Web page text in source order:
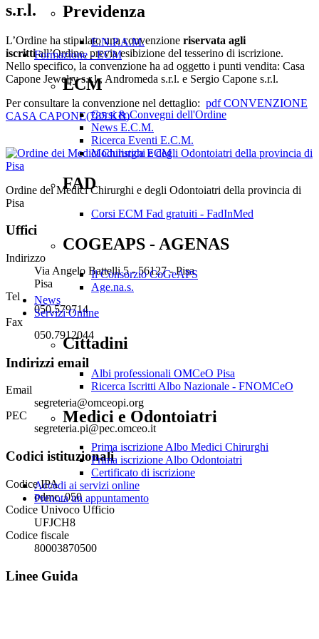
Previdenza
E.N.P.A.M.
Formazione - ECM
ECM
Corsi & Convegni dell'Ordine
News E.C.M.
Ricerca Eventi E.C.M.
Modulistica ECM
FAD
Corsi ECM Fad gratuiti - FadInMed
COGEAPS - AGENAS
Il Consorzio CoGeAPS
Age.na.s.
News
Servizi Online
Cittadini
Albi professionali OMCeO Pisa
Ricerca Iscritti Albo Nazionale - FNOMCeO
Medici e Odontoiatri
Prima iscrizione Albo Medici Chirurghi
Prima iscrizione Albo Odontoiatri
Certificato di iscrizione
Accedi ai servizi online
Prenota un appuntamento
s.r.l.
L’Ordine ha stipulato una convenzione riservata agli
iscrittiall’Ordine, previa esibizione del tesserino di iscrizione.
Nello specifico, la convenzione ha ad oggetto i punti vendita: Casa
Capone Jewelry s.r.l., Andromeda s.r.l. e Sergio Capone s.r.l.
Per consultare la convenzione nel dettaglio: pdfCONVENZIONE
CASA CAPONE(785 KB)
Ordine dei Medici Chirurghi e degli Odontoiatri della provincia di
Pisa
Uffici
Indirizzo
Via Angelo Battelli 5 - 56127 - Pisa
Pisa
Tel
050.579714
Fax
050.7912044
Indirizzi email
Email
segreteria@omceopi.org
PEC
segreteria.pi@pec.omceo.it
Codici istituzionali
Codice IPA
odmc_050
Codice Univoco Ufficio
UFJCH8
Codice fiscale
80003870500
Linee Guida